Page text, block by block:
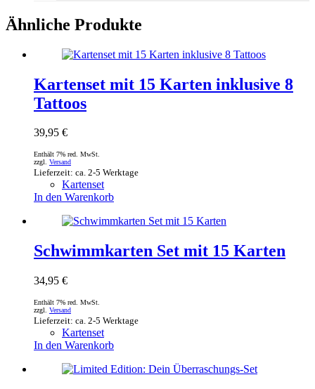
Ähnliche Produkte
Kartenset mit 15 Karten inklusive 8
Tattoos
39,95 €
Enthält 7% red. MwSt.
zzgl. Versand
Lieferzeit: ca. 2-5 Werktage
Kartenset
In den Warenkorb
Schwimmkarten Set mit 15 Karten
34,95 €
Enthält 7% red. MwSt.
zzgl. Versand
Lieferzeit: ca. 2-5 Werktage
Kartenset
In den Warenkorb